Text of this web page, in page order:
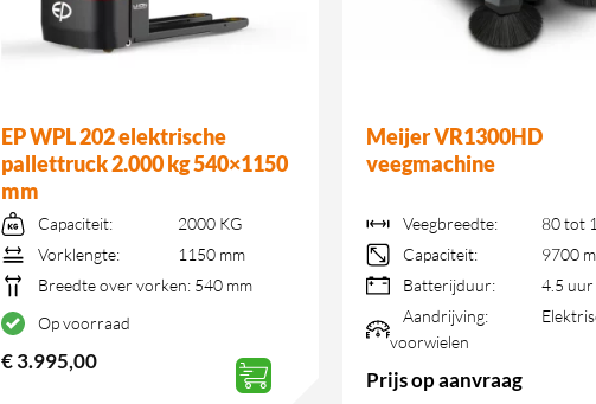
EP WPL 202 elektrische
pallettruck 2.000 kg 540×1150
mm
Capaciteit:
2000 KG
Vorklengte:
1150 mm
Breedte over vorken: 540 mm
Op voorraad
€3.995,00
Meijer VR1300HD
veegmachine
Veegbreedte:
80 tot
Capaciteit:
9700
Batterijduur:
4.5 uur
Aandrijving:
voorwielen
Prijs op aanvraag